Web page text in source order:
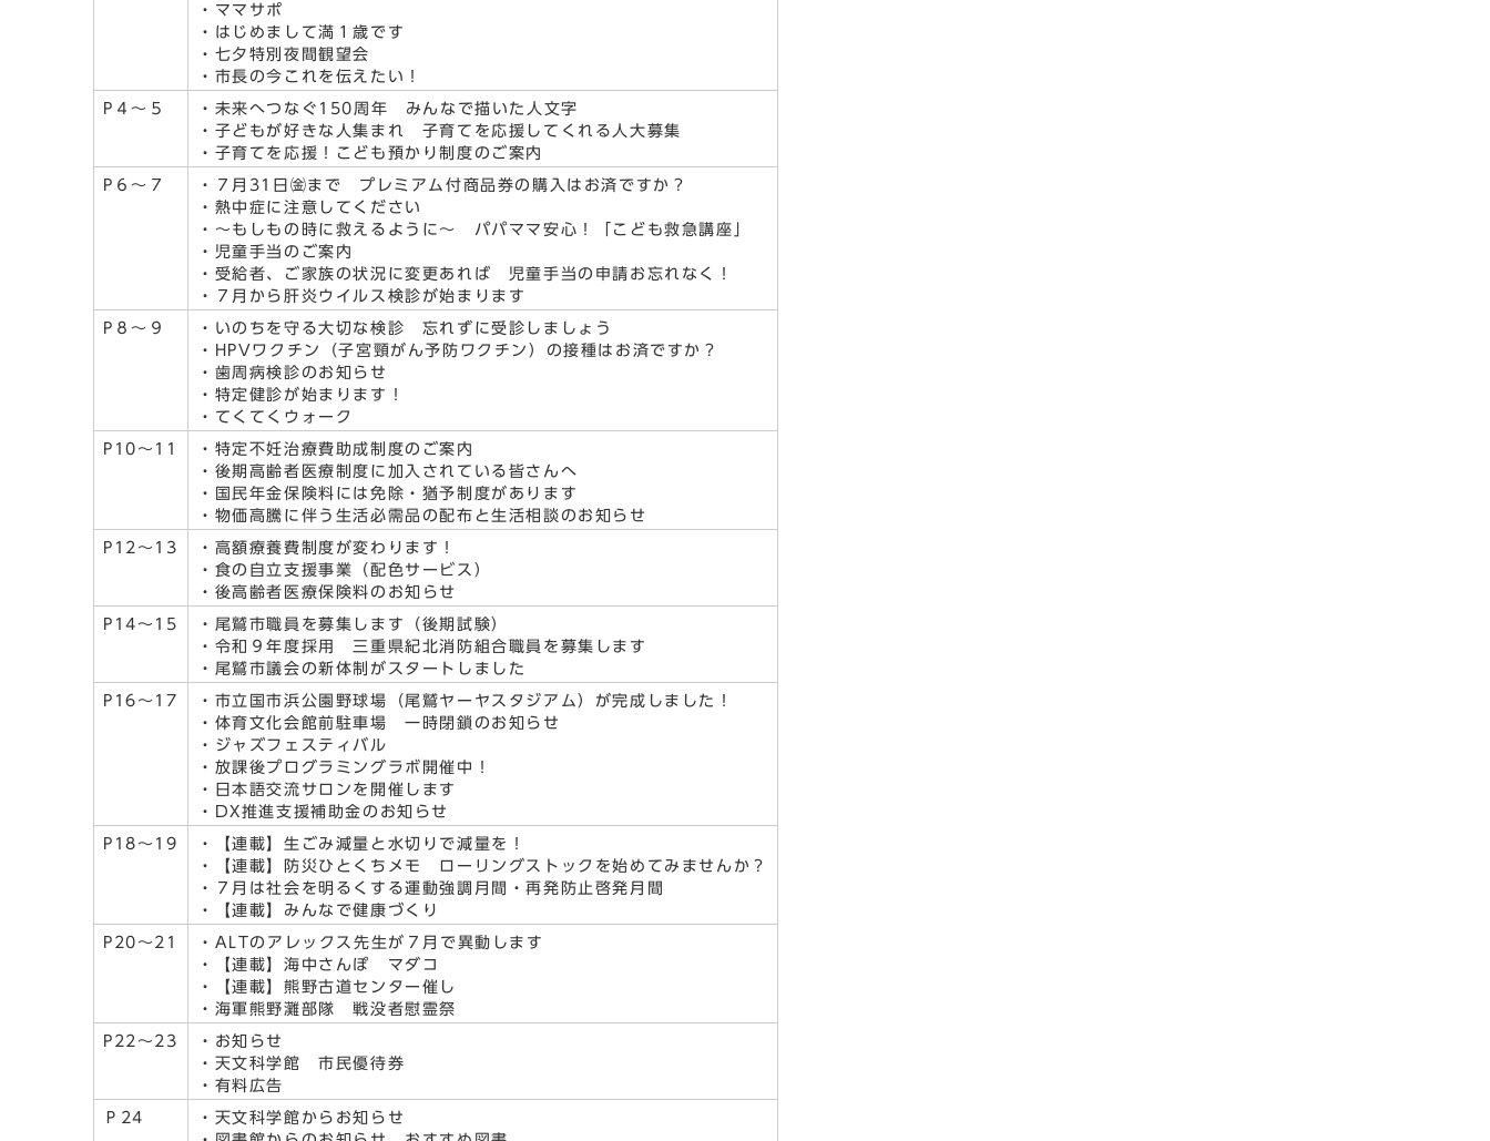
・ママサポ
・はじめまして満１歳です
・七夕特別夜間観望会
・市長の今これを伝えたい！
P４～５
・未来へつなぐ150周年 みんなで描いた人文字
・子どもが好きな人集まれ 子育てを応援してくれる人大募集
・子育てを応援！こども預かり制度のご案内
P６～７
・７月31日㈮まで プレミアム付商品券の購入はお済ですか？
・熱中症に注意してください
・～もしもの時に救えるように～ パパママ安心！「こども救急講座」
・児童手当のご案内
・受給者、ご家族の状況に変更あれば 児童手当の申請お忘れなく！
・７月から肝炎ウイルス検診が始まります
P８～９
・いのちを守る大切な検診 忘れずに受診しましょう
・HPVワクチン（子宮頸がん予防ワクチン）の接種はお済ですか？
・歯周病検診のお知らせ
・特定健診が始まります！
・てくてくウォーク
P10～11
・特定不妊治療費助成制度のご案内
・後期高齢者医療制度に加入されている皆さんへ
・国民年金保険料には免除・猶予制度があります
・物価高騰に伴う生活必需品の配布と生活相談のお知らせ
P12～13
・高額療養費制度が変わります！
・食の自立支援事業（配色サービス）
・後高齢者医療保険料のお知らせ
P14～15
・尾鷲市職員を募集します（後期試験）
・令和９年度採用 三重県紀北消防組合職員を募集します
・尾鷲市議会の新体制がスタートしました
P16～17
・市立国市浜公園野球場（尾鷲ヤーヤスタジアム）が完成しました！
・体育文化会館前駐車場 一時閉鎖のお知らせ
・ジャズフェスティバル
・放課後プログラミングラボ開催中！
・日本語交流サロンを開催します
・DX推進支援補助金のお知らせ
P18～19
・【連載】生ごみ減量と水切りで減量を！
・【連載】防災ひとくちメモ ローリングストックを始めてみませんか？
・７月は社会を明るくする運動強調月間・再発防止啓発月間
・【連載】みんなで健康づくり
P20～21
・ALTのアレックス先生が７月で異動します
・【連載】海中さんぽ マダコ
・【連載】熊野古道センター催し
・海軍熊野灘部隊 戦没者慰霊祭
P22～23
・お知らせ
・天文科学館 市民優待券
・有料広告
Ｐ24
・天文科学館からお知らせ